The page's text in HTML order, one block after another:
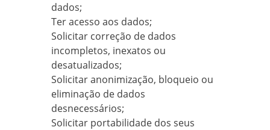
dados;
Ter acesso aos dados;
Solicitar correção de dados
incompletos, inexatos ou
desatualizados;
Solicitar anonimização, bloqueio ou
eliminação de dados
desnecessários;
Solicitar portabilidade dos seus